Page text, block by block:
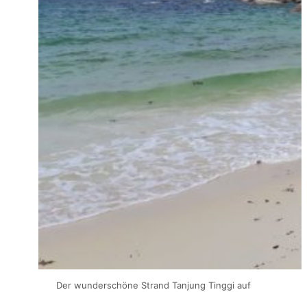
Der wunderschöne Strand Tanjung Tinggi auf